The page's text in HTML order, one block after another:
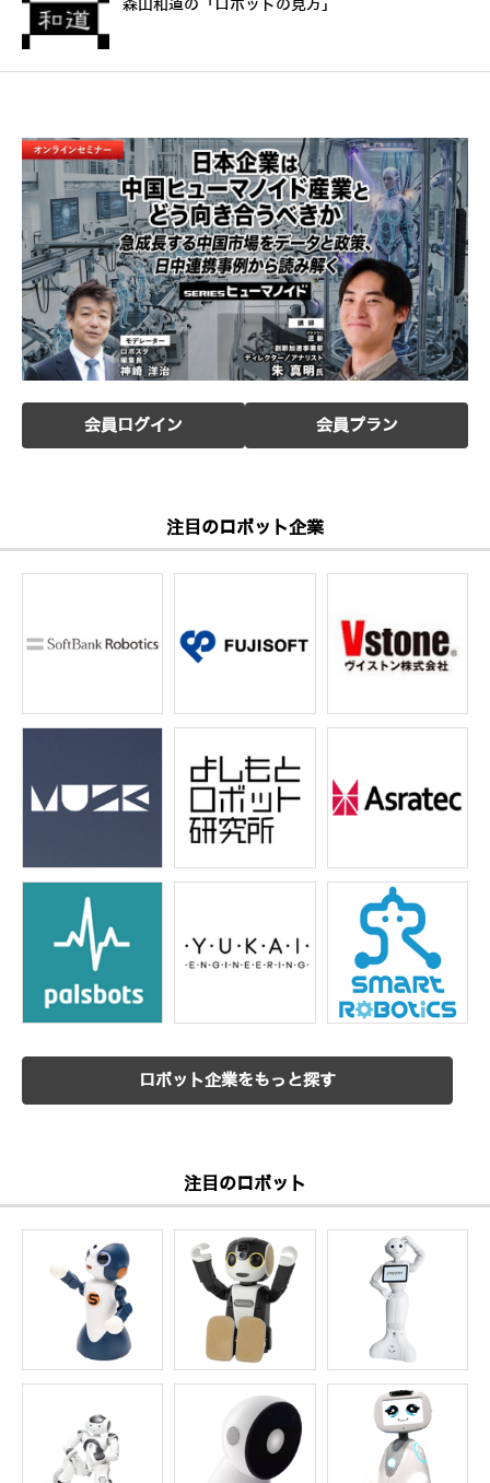
森山和道の「ロボットの見方」
会員ログイン 会員プラン
注目のロボット企業
ロボット企業をもっと探す
注目のロボット